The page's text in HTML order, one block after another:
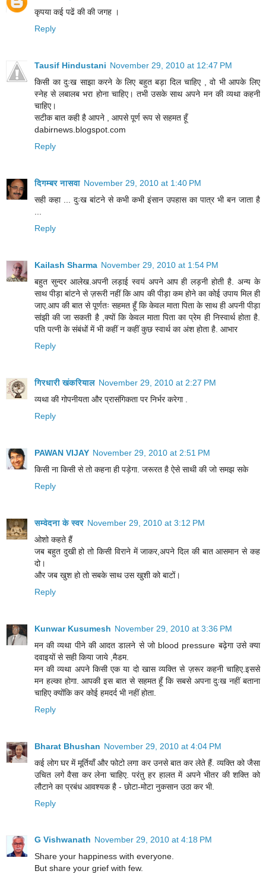
कृपया कई पढें की की जगह ।
Reply
Tausif Hindustani November 29, 2010 at 12:47 PM
किसी का दुःख साझा करने के लिए बहुत बड़ा दिल चाहिए , वो भी आपके लिए
स्नेह से लबालब भरा होना चाहिए। तभी उसके साथ अपने मन की व्यथा कहनी
चाहिए।
सटीक बात कही है आपने , आपसे पूर्ण रूप से सहमत हूँ
dabirnews.blogspot.com
Reply
दिगम्बर नासवा November 29, 2010 at 1:40 PM
सही कहा ... दुःख बांटने से कभी कभी इंसान उपहास का पात्र भी बन जाता है
Reply
Kailash Sharma November 29, 2010 at 1:54 PM
बहुत सुन्दर आलेख.अपनी लड़ाई स्वयं अपने आप ही लड़नी होती है. अन्य के
साथ पीड़ा बांटने से ज़रूरी नहीं कि आप की पीड़ा कम होने का कोई उपाय मिल ही
जाए.आप की बात से पूर्णतः सहमत हूँ कि केवल माता पिता के साथ ही अपनी पीड़ा
सांझी की जा सकती है ,क्यों कि केवल माता पिता का प्रेम ही निस्वार्थ होता है.
पति पत्नी के संबंधों में भी कहीं न कहीं कुछ स्वार्थ का अंश होता है. आभार
Reply
गिरधारी खंकरियाल November 29, 2010 at 2:27 PM
व्यथा की गोपनीयता और प्रासंगिकता पर निर्भर करेगा .
Reply
PAWAN VIJAY November 29, 2010 at 2:51 PM
किसी ना किसी से तो कहना ही पड़ेगा. जरूरत है ऐसे साथी की जो समझ सके
Reply
सम्वेदना के स्वर November 29, 2010 at 3:12 PM
ओशो कहते हैं
जब बहुत दुखी हो तो किसी विराने में जाकर,अपने दिल की बात आसमान से कह
दो।
और जब खुश हो तो सबके साथ उस खुशी को बाटों।
Reply
Kunwar Kusumesh November 29, 2010 at 3:36 PM
मन की व्यथा पीने की आदत डालने से जो blood pressure बढ़ेगा उसे क्या
दवाइयों से सही किया जाये ,मैडम.
मन की व्यथा अपने किसी एक या दो खास व्यक्ति से ज़रूर कहनी चाहिए.इससे
मन हल्का होगा. आपकी इस बात से सहमत हूँ कि सबसे अपना दुःख नहीं बताना
चाहिए क्योंकि कर कोई हमदर्द भी नहीं होता.
Reply
Bharat Bhushan November 29, 2010 at 4:04 PM
कई लोग घर में मूर्तियाँ और फोटो लगा कर उनसे बात कर लेते हैं. व्यक्ति को जैसा
उचित लगे वैसा कर लेना चाहिए. परंतु हर हालत में अपने भीतर की शक्ति को
लौटाने का प्रबंध आवश्यक है - छोटा-मोटा नुकसान उठा कर भी.
Reply
G Vishwanath November 29, 2010 at 4:18 PM
Share your happiness with everyone.
But share your grief with few.